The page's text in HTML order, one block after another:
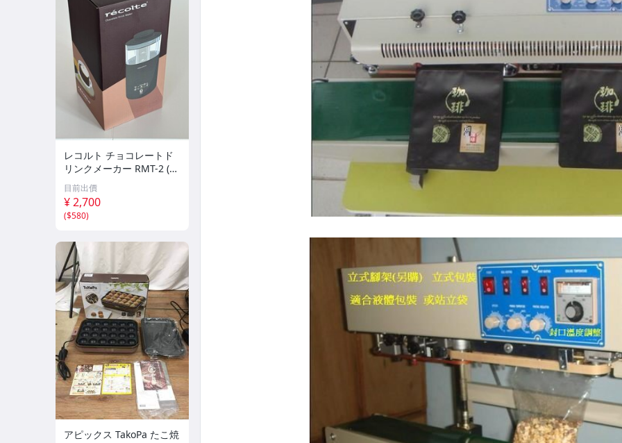
レコルト チョコレートド
リンクメーカー RMT-2 (G
Y) Chocolate Drink Maker
recolte 未開封
目前出價
¥ 2,700
($580)
アピックス TakoPa たこ焼